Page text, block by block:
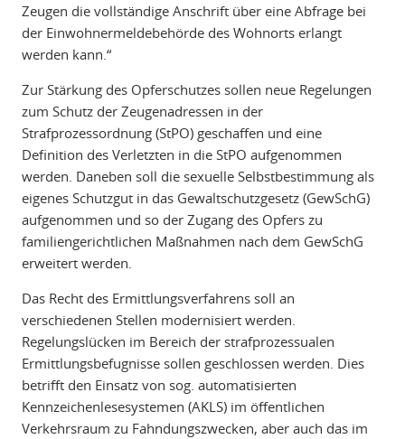
Zeugen die vollständige Anschrift über eine Abfrage bei
der Einwohnermeldebehörde des Wohnorts erlangt
werden kann.“
Zur Stärkung des Opferschutzes sollen neue Regelungen
zum Schutz der Zeugenadressen in der
Strafprozessordnung (StPO) geschaffen und eine
Definition des Verletzten in die StPO aufgenommen
werden. Daneben soll die sexuelle Selbstbestimmung als
eigenes Schutzgut in das Gewaltschutzgesetz (GewSchG)
aufgenommen und so der Zugang des Opfers zu
familiengerichtlichen Maßnahmen nach dem GewSchG
erweitert werden.
Das Recht des Ermittlungsverfahrens soll an
verschiedenen Stellen modernisiert werden.
Regelungslücken im Bereich der strafprozessualen
Ermittlungsbefugnisse sollen geschlossen werden. Dies
betrifft den Einsatz von sog. automatisierten
Kennzeichenlesesystemen (AKLS) im öffentlichen
Verkehrsraum zu Fahndungszwecken, aber auch das im